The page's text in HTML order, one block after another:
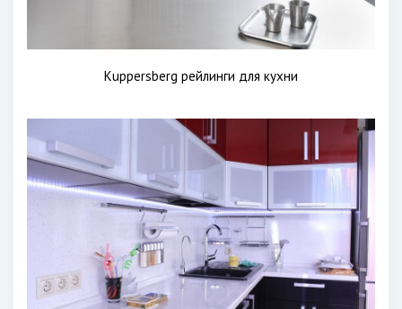
Kuppersberg рейлинги для кухни